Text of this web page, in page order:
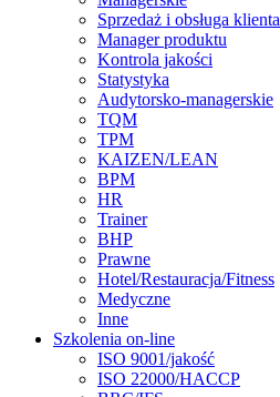
Sprzedaż i obsługa klienta
Manager produktu
Kontrola jakości
Statystyka
Audytorsko-managerskie
TQM
TPM
KAIZEN/LEAN
BPM
HR
Trainer
BHP
Prawne
Hotel/Restauracja/Fitness
Medyczne
Inne
Szkolenia on-line
ISO 9001/jakość
ISO 22000/HACCP